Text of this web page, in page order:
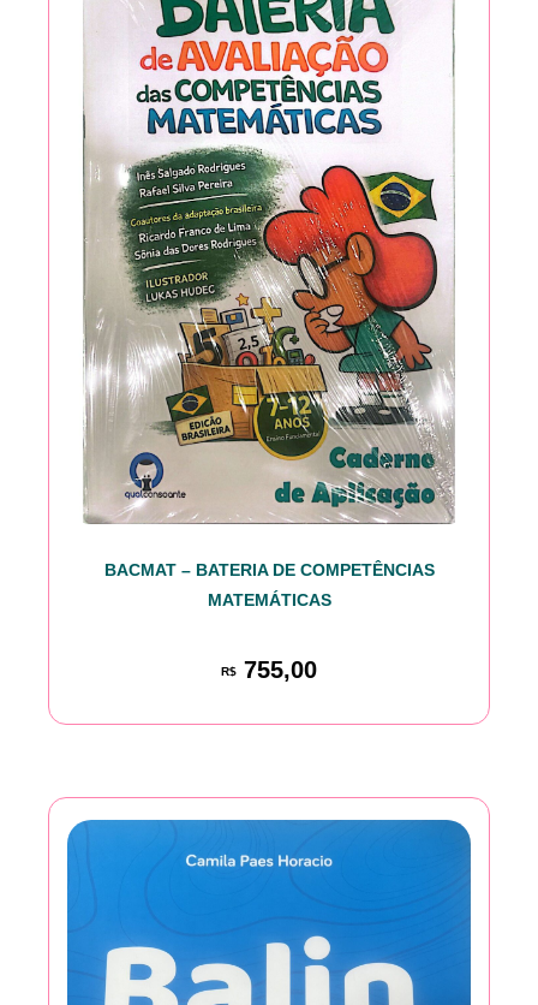
BACMAT – BATERIA DE COMPETÊNCIAS
MATEMÁTICAS
R$ 755,00